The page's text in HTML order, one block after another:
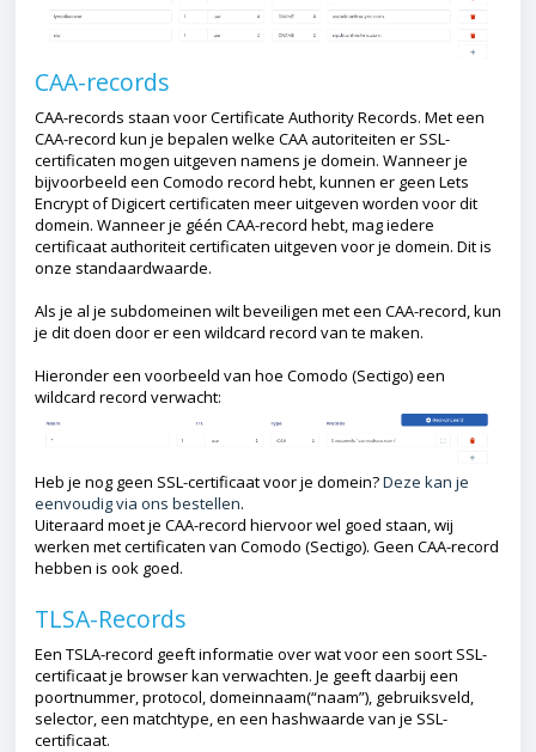
CAA-records
CAA-records staan voor Certificate Authority Records. Met een
CAA-record kun je bepalen welke CAA autoriteiten er SSL-
certificaten mogen uitgeven namens je domein. Wanneer je
bijvoorbeeld een Comodo record hebt, kunnen er geen Lets
Encrypt of Digicert certificaten meer uitgeven worden voor dit
domein. Wanneer je géén CAA-record hebt, mag iedere
certificaat authoriteit certificaten uitgeven voor je domein. Dit is
onze standaardwaarde.
Als je al je subdomeinen wilt beveiligen met een CAA-record, kun
je dit doen door er een wildcard record van te maken.
Hieronder een voorbeeld van hoe Comodo (Sectigo) een
wildcard record verwacht:
Heb je nog geen SSL-certificaat voor je domein?Deze kan je
eenvoudig via ons bestellen.
Uiteraard moet je CAA-record hiervoor wel goed staan, wij
werken met certificaten van Comodo (Sectigo). Geen CAA-record
hebben is ook goed.
TLSA-Records
Een TSLA-record geeft informatie over wat voor een soort SSL-
certificaat je browser kan verwachten. Je geeft daarbij een
poortnummer, protocol, domeinnaam(“naam”), gebruiksveld,
selector, een matchtype, en een hashwaarde van je SSL-
certificaat.